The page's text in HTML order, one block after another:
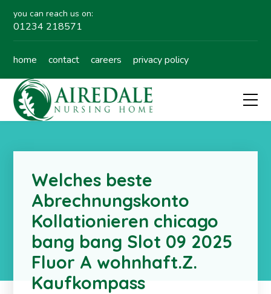
you can reach us on:
01234 218571
home contact careers privacy policy
Welches beste
Abrechnungskonto
Kollationieren chicago
bang bang Slot 09 2025
Fluor A wohnhaft.Z.
Kaufkompass